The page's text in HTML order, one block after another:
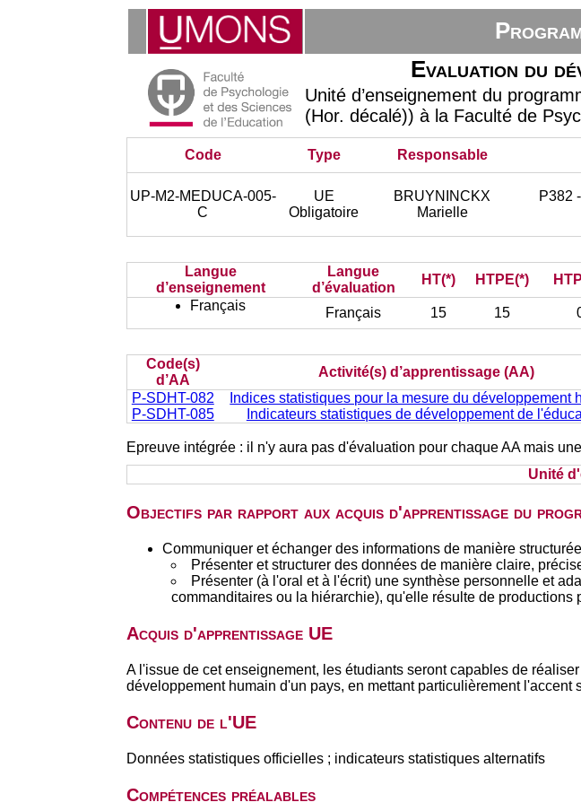
Evaluation du
Unité d’enseignement du
(Hor. décalé)) à la Faculté de
Code Type Responsable
UP-M2-MEDUCA-005-
C
UE
Obligatoire
BRUYNINCKX
Marielle
P382
Langue
d’enseignement
Langue
d’évaluation
HT(*) HTPE(*)
Français
Français 15 15
Code(s)
d’AA
Activité(s) d’apprentissage (AA)
P-SDHT-082
Indices statistiques pour la mesure du développement
P-SDHT-085
Indicateurs statistiques de développement de
Epreuve intégrée : il n'y aura pas d'évaluation pour chaque AA mais
Unité
Objectifs par rapport aux acquis d'apprentissage du
Communiquer et échanger des informations de manière
Présenter et structurer des données de manière claire,
Présenter (à l'oral et à l'écrit) une synthèse personnelle et
commanditaires ou la hiérarchie), qu'elle résulte de productions
Acquis d'apprentissage UE
A l'issue de cet enseignement, les étudiants seront capables de
développement humain d'un pays, en mettant particulièrement l'accent
Contenu de l'UE
Données statistiques officielles ; indicateurs statistiques alternatifs
Compétences préalables